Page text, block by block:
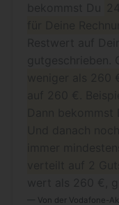
Von der Vodafone-